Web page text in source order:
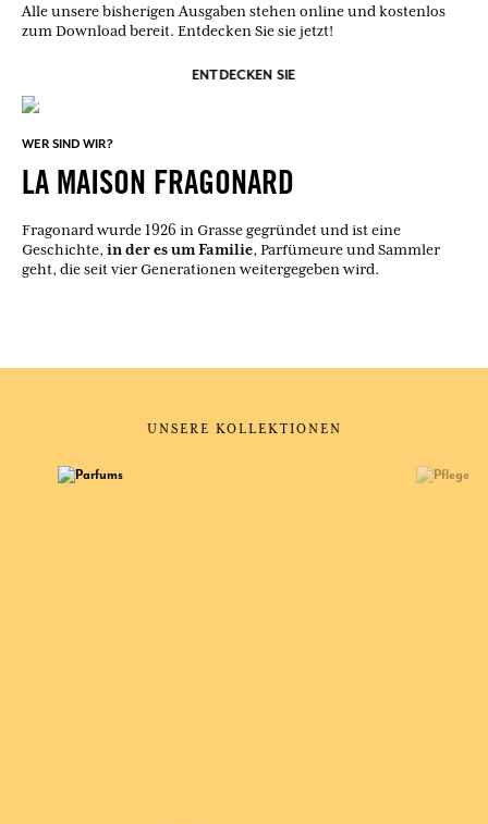
Alle unsere bisherigen Ausgaben stehen online und kostenlos
zum Download bereit. Entdecken Sie sie jetzt!
ENTDECKEN SIE
WER SIND WIR?
LA MAISON FRAGONARD
Fragonard wurde 1926 in Grasse gegründet und ist eine
Geschichte, in der es um Familie, Parfümeure und Sammler
geht, die seit vier Generationen weitergegeben wird.
UNSERE KOLLEKTIONEN